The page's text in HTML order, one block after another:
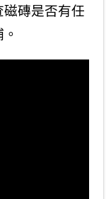
磚是否有任